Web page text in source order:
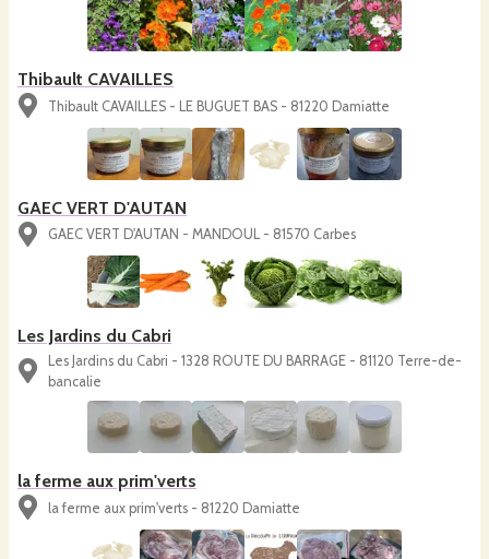
Thibault CAVAILLES
Thibault CAVAILLES - LE BUGUET BAS - 81220 Damiatte
GAEC VERT D'AUTAN
GAEC VERT D'AUTAN - MANDOUL - 81570 Carbes
Les Jardins du Cabri
Les Jardins du Cabri - 1328 ROUTE DU BARRAGE - 81120 Terre-de-
bancalie
la ferme aux prim'verts
la ferme aux prim'verts - 81220 Damiatte